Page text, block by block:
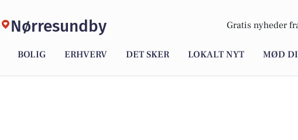
Nørresundby Gratis nyheder
BOLIG ERHVERV DET SKER LOKALT NYT MØD